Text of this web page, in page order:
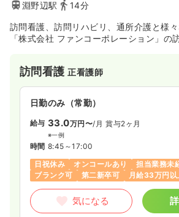
淵野辺駅
14分
訪問看護、訪問リハビリ、通所介護と様
「株式会社 ファンコーポレーション」の
訪問看護正看護師
日勤のみ（常勤）
給与 33.0万円〜/月 賞与2ヶ月
※一例
時間 8:45～17:00
日祝休み
オンコールあり
担当業務未
ブランク可
第二新卒可 月給33万円以
気になる